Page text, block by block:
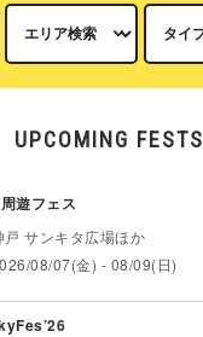
UPCOMING FESTS
遊フェス
戸 サンキタ広場ほか
08/07(金) - 08/09(日)